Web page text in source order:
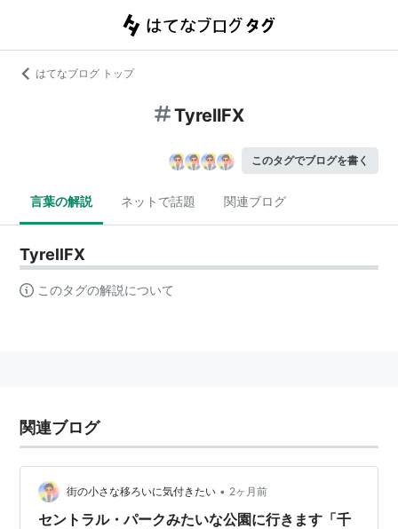
はてなブログ トップ
TyrellFX
このタグでブログを書く
言葉の解説 ネットで話題 関連ブログ
TyrellFX
このタグの解説について
関連ブログ
街の小さな移ろいに気付きたい • 2ヶ月前
セントラル・パークみたいな公園に行きます「千